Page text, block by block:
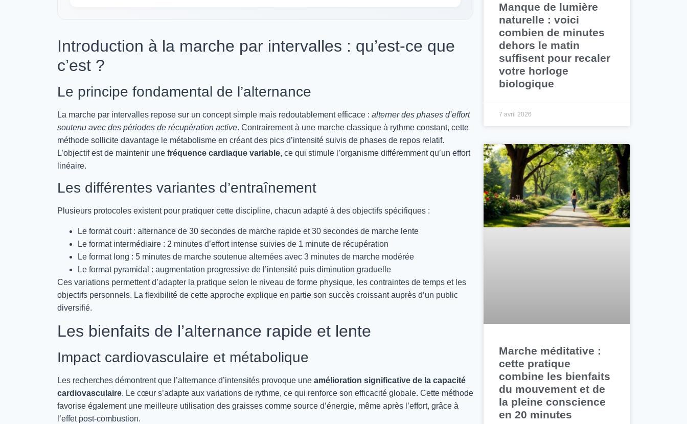
Manque de lumière
naturelle : voici
combien de minutes
dehors le matin
suffisent pour recaler
votre horloge
biologique
7 avril 2026
Marche méditative :
cette pratique
combine les bienfaits
du mouvement et de
la pleine conscience
en 20 minutes
Introduction à la marche par intervalles : qu’est-ce que
c’est ?
Le principe fondamental de l’alternance
La marche par intervalles repose sur un concept simple mais redoutablement efficace : alterner des phases d’effort
soutenu avec des périodes de récupération active. Contrairement à une marche classique à rythme constant, cette
méthode sollicite davantage le métabolisme en créant des pics d’intensité suivis de phases de repos relatif.
L’objectif est de maintenir une fréquence cardiaque variable, ce qui stimule l’organisme différemment qu’un effort
linéaire.
Les différentes variantes d’entraînement
Plusieurs protocoles existent pour pratiquer cette discipline, chacun adapté à des objectifs spécifiques :
Le format court : alternance de 30 secondes de marche rapide et 30 secondes de marche lente
Le format intermédiaire : 2 minutes d’effort intense suivies de 1 minute de récupération
Le format long : 5 minutes de marche soutenue alternées avec 3 minutes de marche modérée
Le format pyramidal : augmentation progressive de l’intensité puis diminution graduelle
Ces variations permettent d’adapter la pratique selon le niveau de forme physique, les contraintes de temps et les
objectifs personnels. La flexibilité de cette approche explique en partie son succès croissant auprès d’un public
diversifié.
Les bienfaits de l’alternance rapide et lente
Impact cardiovasculaire et métabolique
Les recherches démontrent que l’alternance d’intensités provoque une amélioration significative de la capacité
cardiovasculaire. Le cœur s’adapte aux variations de rythme, ce qui renforce son efficacité globale. Cette méthode
favorise également une meilleure utilisation des graisses comme source d’énergie, même après l’effort, grâce à
l’effet post-combustion.